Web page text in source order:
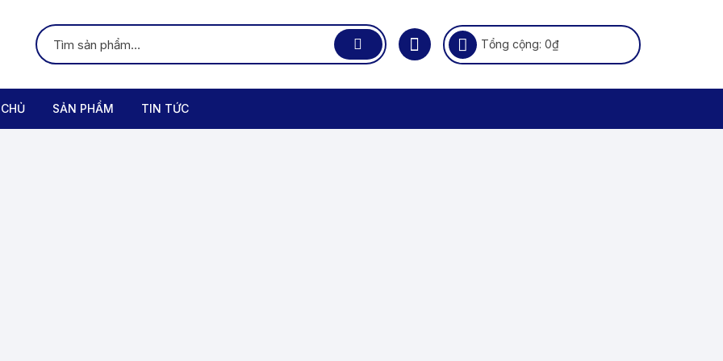
Tổng cộng: 0₫
SẢN PHẨM TIN TỨC